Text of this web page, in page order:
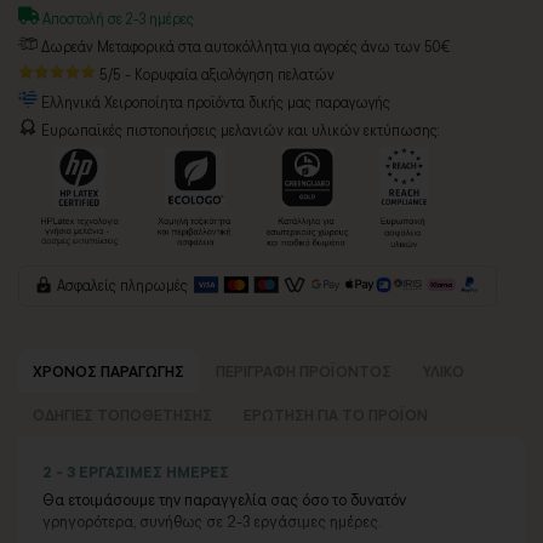
Αποστολή σε 2-3 ημέρες
Δωρεάν Μεταφορικά στα αυτοκόλλητα για αγορές άνω των 50€
5/5 - Κορυφαία αξιολόγηση πελατών
Ελληνικά Χειροποίητα προϊόντα δικής μας παραγωγής
Ευρωπαϊκές πιστοποιήσεις μελανιών και υλικών εκτύπωσης:
Ασφαλείς πληρωμές
ΧΡΟΝΟΣ ΠΑΡΑΓΩΓΗΣ
2 - 3 ΕΡΓΑΣΙΜΕΣ ΗΜΕΡΕΣ
Θα ετοιμάσουμε την παραγγελία σας όσο το δυνατόν
γρηγορότερα, συνήθως σε 2-3 εργάσιμες ημέρες.